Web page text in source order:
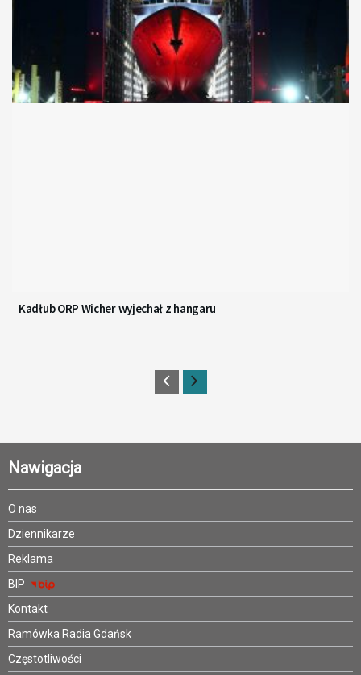
Kadłub ORP Wicher wyjechał z hangaru
Nawigacja
O nas
Dziennikarze
Reklama
BIP
Kontakt
Ramówka Radia Gdańsk
Częstotliwości